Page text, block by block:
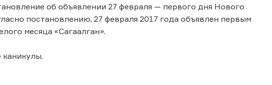
об объявлении 27 февраля — первого дня Нового
постановлению, 27 февраля 2017 года объявлен первым
месяца «Сагаалган».